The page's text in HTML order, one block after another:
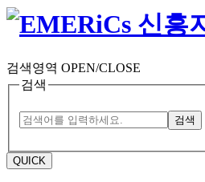
검색영역 OPEN/CLOSE
검색
검색
QUICK